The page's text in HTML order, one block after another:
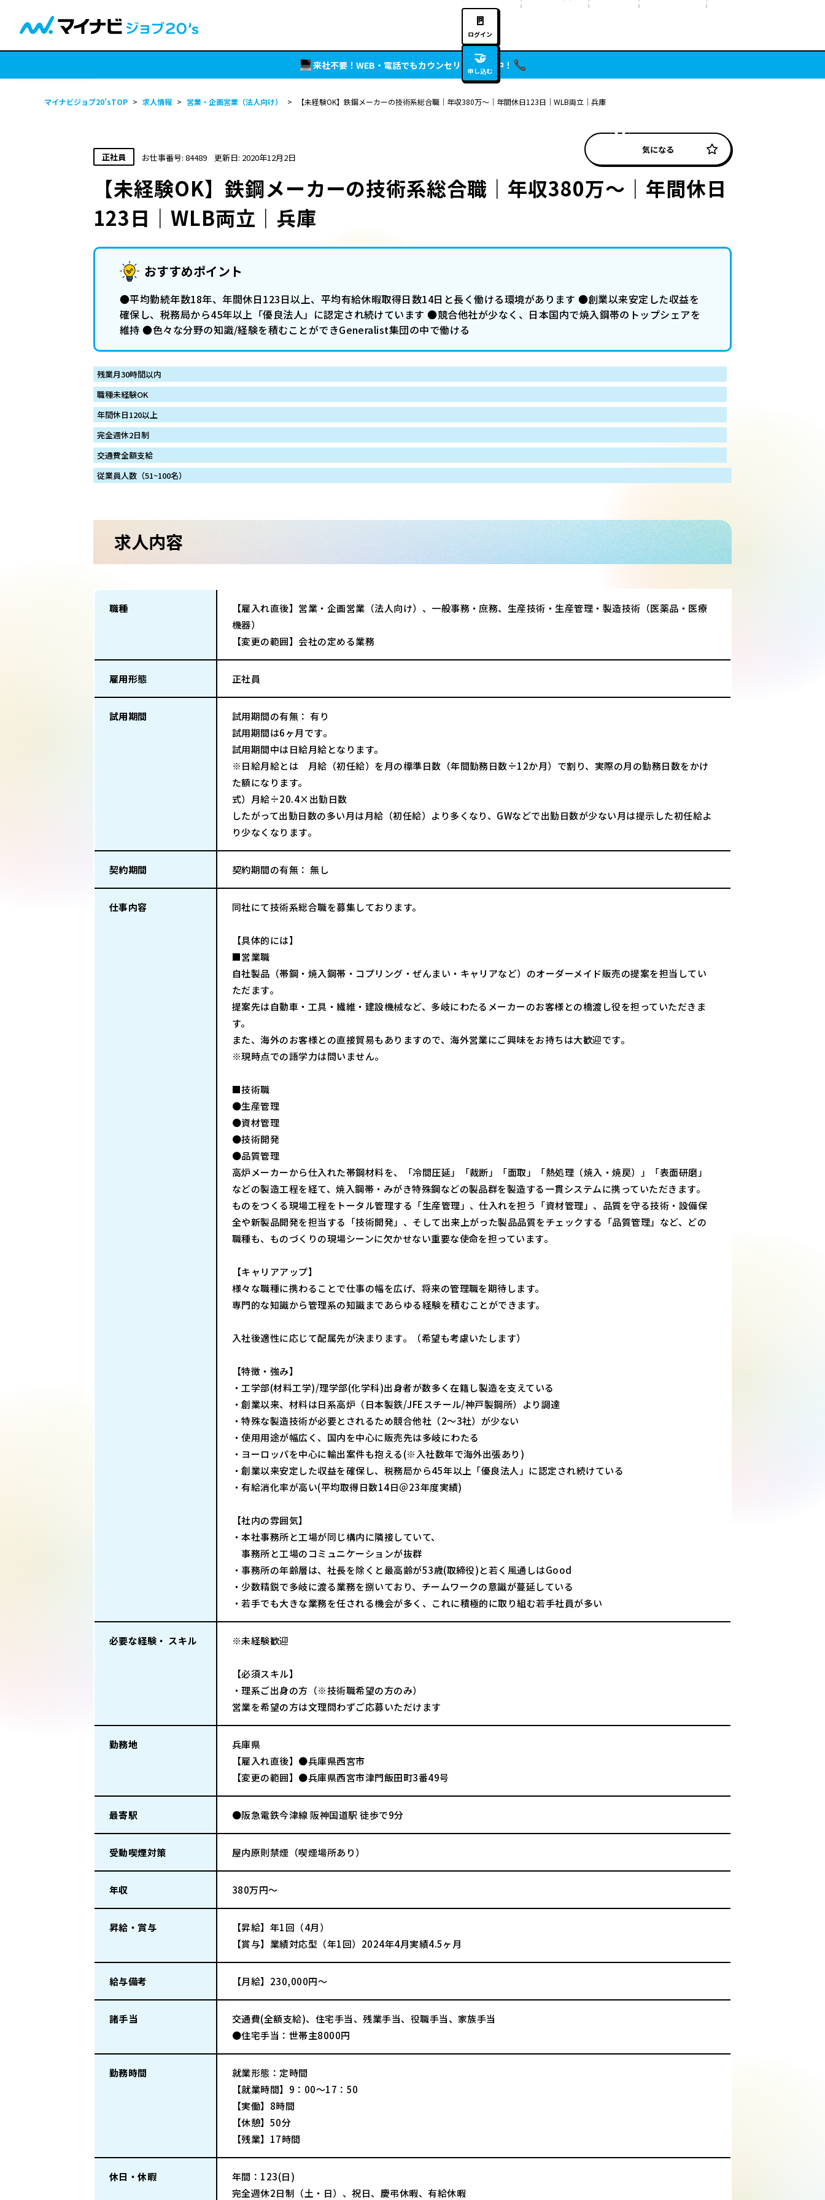
🚪
ログイン
🤝
申し込む
来社不要！WEB・電話でもカウンセリング実施中！
マイナビジョブ20’sTOP > 求人情報 > 営業・企画営業（法人向け） > 【未経験OK】鉄鋼メーカーの技術系総合職｜年収380万～｜年間休日123日｜WLB両立｜兵庫
正社員 お仕事番号: 84489 更新日: 2020年12月2日
気になる
【未経験OK】鉄鋼メーカーの技術系総合職｜年収380万～｜年間休日
123日｜WLB両立｜兵庫
おすすめポイント
●平均勤続年数18年、年間休日123日以上、平均有給休暇取得日数14日と長く働ける環境があります ●創業以来安定した収益を
確保し、税務局から45年以上「優良法人」に認定され続けています ●競合他社が少なく、日本国内で焼入鋼帯のトップシェアを
維持 ●色々な分野の知識/経験を積むことができGeneralist集団の中で働ける
残業月30時間以内
職種未経験OK
年間休日120以上
完全週休2日制
交通費全額支給
従業員人数（51~100名）
求人内容
職種
【雇入れ直後】営業・企画営業（法人向け）、一般事務・庶務、生産技術・生産管理・製造技術（医薬品・医療
機器）
【変更の範囲】会社の定める業務
雇用形態 正社員
試用期間
試用期間の有無： 有り
試用期間は6ヶ月です。
試用期間中は日給月給となります。
※日給月給とは 月給（初任給）を月の標準日数（年間勤務日数÷12か月）で割り、実際の月の勤務日数をかけ
た額になります。
式）月給÷20.4×出勤日数
したがって出勤日数の多い月は月給（初任給）より多くなり、GWなどで出勤日数が少ない月は提示した初任給よ
り少なくなります。
契約期間 契約期間の有無： 無し
仕事内容 同社にて技術系総合職を募集しております。
【具体的には】
■営業職
自社製品（帯鋼・焼入鋼帯・コプリング・ぜんまい・キャリアなど）のオーダーメイド販売の提案を担当してい
ただます。
提案先は自動車・工具・繊維・建設機械など、多岐にわたるメーカーのお客様との橋渡し役を担っていただきま
す。
また、海外のお客様との直接貿易もありますので、海外営業にご興味をお持ちは大歓迎です。
※現時点での語学力は問いません。
■技術職
●生産管理
●資材管理
●技術開発
●品質管理
高炉メーカーから仕入れた帯鋼材料を、「冷間圧延」「裁断」「面取」「熱処理（焼入・焼戻）」「表面研磨」
などの製造工程を経て、焼入鋼帯・みがき特殊鋼などの製品群を製造する一貫システムに携っていただきます。
ものをつくる現場工程をトータル管理する「生産管理」、仕入れを担う「資材管理」、品質を守る技術・設備保
全や新製品開発を担当する「技術開発」、そして出来上がった製品品質をチェックする「品質管理」など、どの
職種も、ものづくりの現場シーンに欠かせない重要な使命を担っています。
【キャリアアップ】
様々な職種に携わることで仕事の幅を広げ、将来の管理職を期待します。
専門的な知識から管理系の知識まであらゆる経験を積むことができます。
入社後適性に応じて配属先が決まります。（希望も考慮いたします）
【特徴・強み】
・工学部(材料工学)/理学部(化学科)出身者が数多く在籍し製造を支えている
・創業以来、材料は日系高炉（日本製鉄/JFEスチール/神戸製鋼所）より調達
・特殊な製造技術が必要とされるため競合他社（2～3社）が少ない
・使用用途が幅広く、国内を中心に販売先は多岐にわたる
・ヨーロッパを中心に輸出案件も抱える(※入社数年で海外出張あり)
・創業以来安定した収益を確保し、税務局から45年以上「優良法人」に認定され続けている
・有給消化率が高い(平均取得日数14日＠23年度実績)
【社内の雰囲気】
・本社事務所と工場が同じ構内に隣接していて、
事務所と工場のコミュニケーションが抜群
・事務所の年齢層は、社長を除くと最高齢が53歳(取締役)と若く風通しはGood
・少数精鋭で多岐に渡る業務を捌いており、チームワークの意識が蔓延している
・若手でも大きな業務を任される機会が多く、これに積極的に取り組む若手社員が多い
必要な経験・ スキル ※未経験歓迎
【必須スキル】
・理系ご出身の方（※技術職希望の方のみ）
営業を希望の方は文理問わずご応募いただけます
勤務地
兵庫県
【雇入れ直後】●兵庫県西宮市
【変更の範囲】●兵庫県西宮市津門飯田町3番49号
最寄駅 ●阪急電鉄今津線 阪神国道駅 徒歩で9分
受動喫煙対策 屋内原則禁煙（喫煙場所あり）
年収 380万円～
昇給・賞与
【昇給】年1回（4月）
【賞与】業績対応型（年1回）2024年4月実績4.5ヶ月
給与備考 【月給】230,000円～
諸手当
交通費(全額支給)、住宅手当、残業手当、役職手当、家族手当
●住宅手当：世帯主8000円
勤務時間
就業形態：定時間
【就業時間】9：00～17：50
【実働】8時間
【休憩】50分
【残業】17時間
休日・休暇
年間：123(日)
完全週休2日制（土・日）、祝日、慶弔休暇、有給休暇